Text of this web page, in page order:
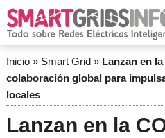
Inicio» Smart Grid» Lanzan en
colaboración global para
locales
Lanzan en la